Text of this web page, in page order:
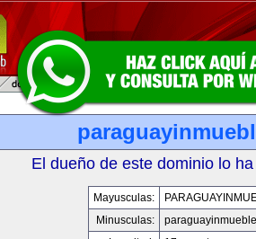
El dueño de este dominio lo
Mayusculas:
Minusculas: